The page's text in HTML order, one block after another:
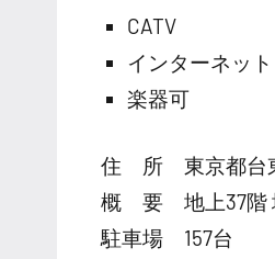
CATV
インターネット
楽器可
住 所 東京都台
概 要 地上37階
駐車場 157台